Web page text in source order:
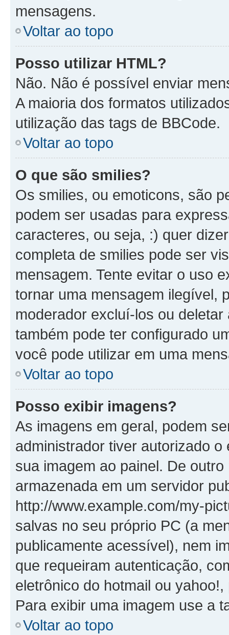
mensagens.
Voltar ao topo
Posso utilizar HTML?
Não. Não é possível enviar
A maioria dos formatos
utilização das tags de BBCode.
Voltar ao topo
O que são smilies?
Os smilies, ou emoticons, são
podem ser usadas para
caracteres, ou seja, :) quer
completa de smilies pode ser
mensagem. Tente evitar o uso
tornar uma mensagem ilegível,
moderador excluí-los ou
também pode ter configurado
você pode utilizar em uma
Voltar ao topo
Posso exibir imagens?
As imagens em geral, podem
administrador tiver autorizado
sua imagem ao painel. De
armazenada em um servidor
http://www.example.com/my-
salvas no seu próprio PC (a
publicamente acessível), nem
que requeiram autenticação,
eletrônico do hotmail ou
Para exibir uma imagem use a
Voltar ao topo